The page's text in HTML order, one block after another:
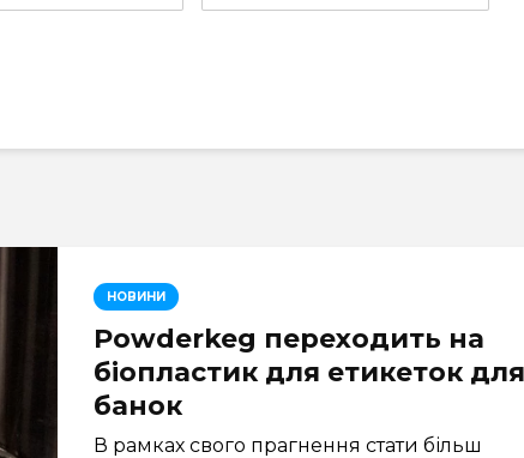
НОВИНИ
Powderkeg переходить на
біопластик для етикеток для
банок
В рамках свого прагнення стати більш